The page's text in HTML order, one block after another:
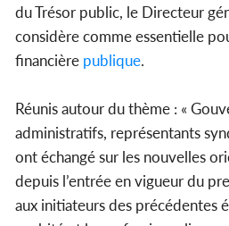
du Trésor public, le Directeur
considère comme essentielle
financière publique.
Réunis autour du thème : «
administratifs, représentants
ont échangé sur les nouvelles
depuis l’entrée en vigueur du
aux initiateurs des précédentes